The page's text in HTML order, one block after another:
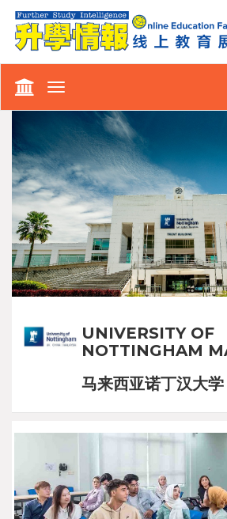
Toggle
UNIVERSITY OF
NOTTINGHAM
马来西亚诺丁汉大学